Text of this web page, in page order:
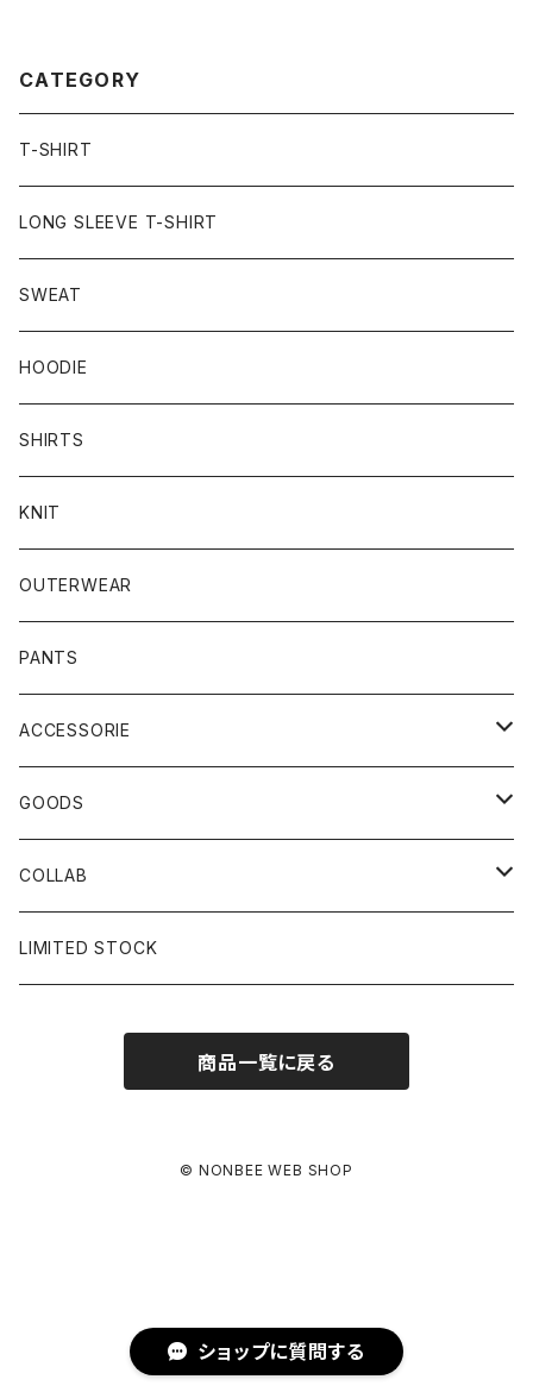
ショップに質問する
CATEGORY
T-SHIRT
LONG SLEEVE T-SHIRT
SWEAT
HOODIE
SHIRTS
KNIT
OUTERWEAR
PANTS
ACCESSORIE
CAP
BUCKET HAT
SOCKS
GOODS
STICKER
GLASS
COLLAB
×岩井ジョニ男
LIMITED STOCK
商品一覧に戻る
© NONBEE WEB SHOP